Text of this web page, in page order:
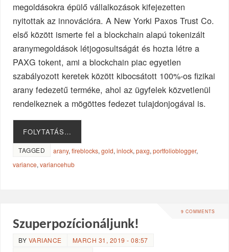
megoldásokra épülő vállalkozások kifejezetten
nyitottak az innovációra. A New Yorki Paxos Trust Co.
első között ismerte fel a blockchain alapú tokenizált
aranymegoldások létjogosultságát és hozta létre a
PAXG tokent, ami a blockchain piac egyetlen
szabályozott keretek között kibocsátott 100%-os fizikai
arany fedezetű terméke, ahol az ügyfelek közvetlenül
rendelkeznek a mögöttes fedezet tulajdonjogával is.
FOLYTATÁS…
TAGGED arany,fireblocks,gold,inlock,paxg,portfolioblogger,
variance,variancehub
9 COMMENTS
Szuperpozícionáljunk!
BY VARIANCE
MARCH 31, 2019 - 08:57